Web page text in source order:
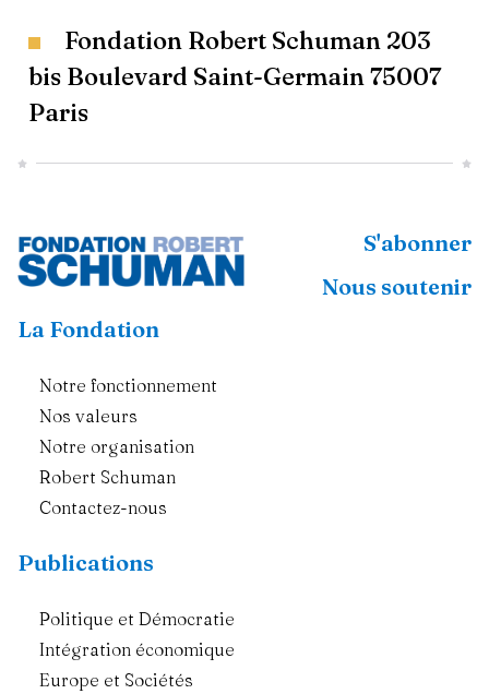
Fondation Robert Schuman 203
bis Boulevard Saint-Germain 75007
Paris
S'abonner
Nous soutenir
La Fondation
Notre fonctionnement
Nos valeurs
Notre organisation
Robert Schuman
Contactez-nous
Publications
Politique et Démocratie
Intégration économique
Europe et Sociétés